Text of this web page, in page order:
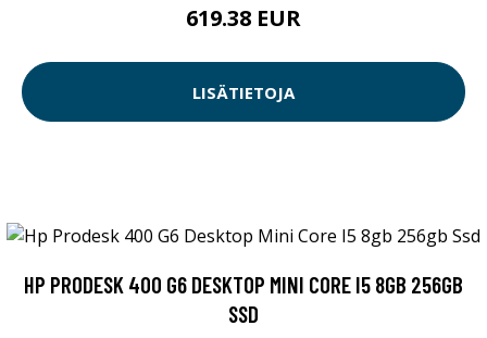
619.38 EUR
LISÄTIETOJA
HP PRODESK 400 G6 DESKTOP MINI CORE I5 8GB 256GB
SSD